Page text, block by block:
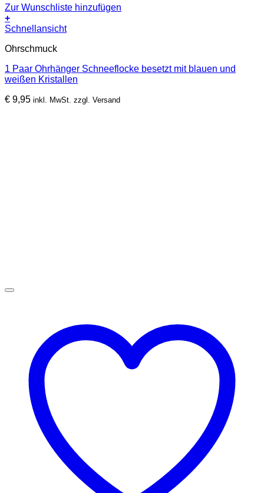
Zur Wunschliste hinzufügen
+
Schnellansicht
Ohrschmuck
1 Paar Ohrhänger Schneeflocke besetzt mit blauen und
weißen Kristallen
€ 9,95 inkl. MwSt. zzgl. Versand